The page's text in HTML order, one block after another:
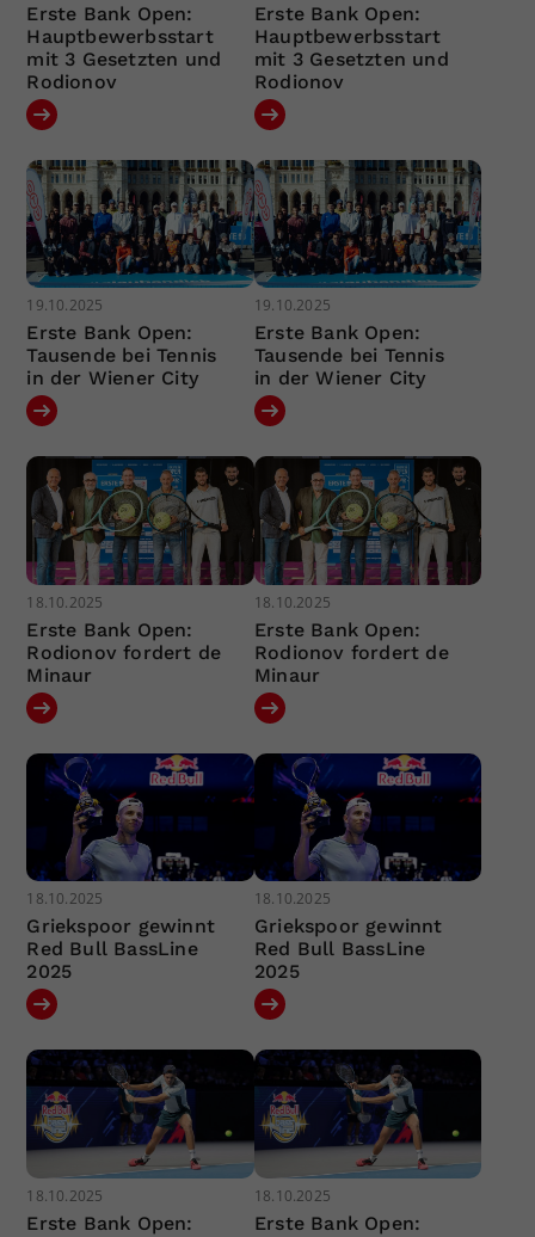
Erste Bank Open:
Hauptbewerbsstart
mit 3 Gesetzten und
Rodionov
Erste Bank Open:
Hauptbewerbsstart
mit 3 Gesetzten und
Rodionov
19.10.2025
Erste Bank Open:
Tausende bei Tennis
in der Wiener City
19.10.2025
Erste Bank Open:
Tausende bei Tennis
in der Wiener City
18.10.2025
Erste Bank Open:
Rodionov fordert de
Minaur
18.10.2025
Erste Bank Open:
Rodionov fordert de
Minaur
18.10.2025
Griekspoor gewinnt
Red Bull BassLine
2025
18.10.2025
Griekspoor gewinnt
Red Bull BassLine
2025
18.10.2025
Erste Bank Open:
18.10.2025
Erste Bank Open: